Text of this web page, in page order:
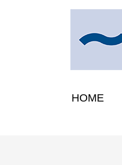
HOME